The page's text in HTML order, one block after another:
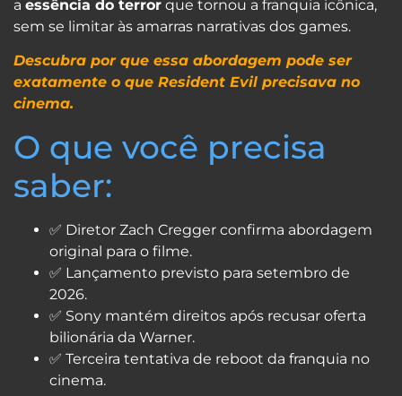
a essência do terror que tornou a franquia icônica,
sem se limitar às amarras narrativas dos games.
Descubra por que essa abordagem pode ser
exatamente o que Resident Evil precisava no
cinema.
O que você precisa
saber:
✅ Diretor Zach Cregger confirma abordagem
original para o filme.
✅ Lançamento previsto para setembro de
2026.
✅ Sony mantém direitos após recusar oferta
bilionária da Warner.
✅ Terceira tentativa de reboot da franquia no
cinema.